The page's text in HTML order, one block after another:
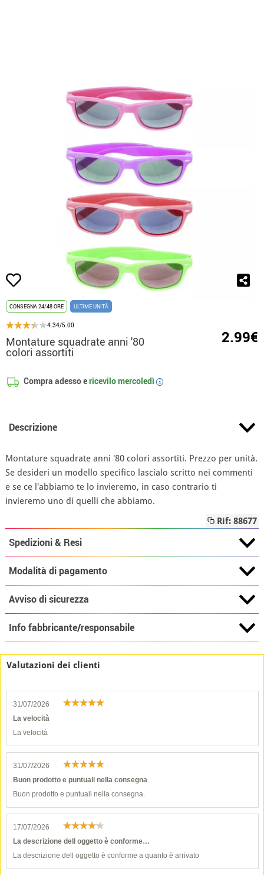
CONSEGNA 24/48 ORE ULTIME UNITÀ
4.34/5.00
Montature squadrate anni '80
colori assortiti
2.99€
Compra adesso ericevilomercoledì i
Descrizione
Montature squadrate anni '80 colori assortiti. Prezzo per unità.
Se desideri un modello specifico lascialo scritto nei commenti
e se ce l'abbiamo te lo invieremo, in caso contrario ti
invieremo uno di quelli che abbiamo.
Rif: 88677
Spedizioni & Resi
Modalità di pagamento
Avviso di sicurezza
Info fabbricante/responsabile
Valutazioni dei clienti
31/07/2026
La velocità
La velocità
31/07/2026
Buon prodotto e puntuali nella consegna
Buon prodotto e puntuali nella consegna.
17/07/2026
La descrizione dell oggetto è conforme…
La descrizione dell oggetto è conforme a quanto è arrivato